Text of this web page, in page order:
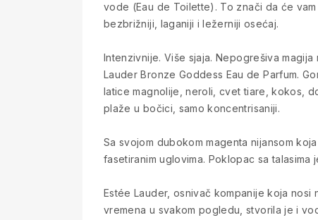
vode (Eau de Toilette). To znači da će
bezbrižniji, laganiji i ležerniji osećaj.
Intenzivnije. Više sjaja. Nepogrešiva
Lauder Bronze Goddess Eau de Parfum.
latice magnolije, neroli, cvet tiare, kokos,
plaže u bočici, samo koncentrisaniji.
Sa svojom dubokom magenta nijansom
fasetiranim uglovima. Poklopac sa talasima
Estée Lauder, osnivač kompanije koja
vremena u svakom pogledu, stvorila je i